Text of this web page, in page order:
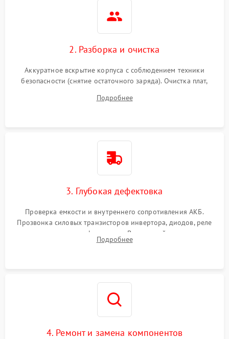
2. Разборка и очистка
Аккуратное вскрытие корпуса с соблюдением техники
безопасности (снятие остаточного заряда). Очистка плат,
и кистей для предотвращения перегрева и замыканий.
Подробнее
3. Глубокая дефектовка
Проверка емкости и внутреннего сопротивления АКБ.
Прозвонка силовых транзисторов инвертора, диодов, реле
переключения и трансформатора. Визуальный поиск вздутых
конденсаторов и прогаров на печатной плате.
Подробнее
4. Ремонт и замена компонентов